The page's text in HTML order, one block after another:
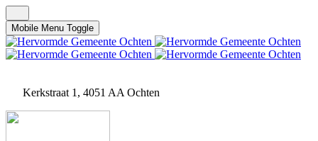
Mobile Menu Toggle
Kerkstraat 1, 4051 AA Ochten